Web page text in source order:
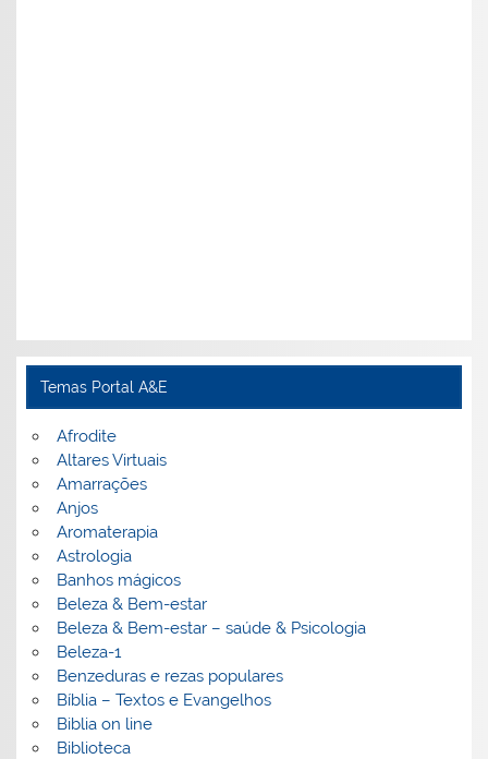
Temas Portal A&E
Afrodite
Altares Virtuais
Amarrações
Anjos
Aromaterapia
Astrologia
Banhos mágicos
Beleza & Bem-estar
Beleza & Bem-estar – saúde & Psicologia
Beleza-1
Benzeduras e rezas populares
Bíblia – Textos e Evangelhos
Biblia on line
Biblioteca